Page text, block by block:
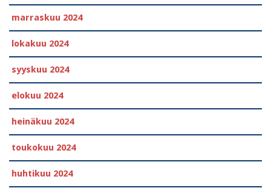
marraskuu 2024
lokakuu 2024
syyskuu 2024
elokuu 2024
heinäkuu 2024
toukokuu 2024
huhtikuu 2024